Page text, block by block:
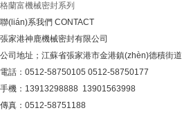
格蘭富機械密封系列
聯(lián)系我們 CONTACT
張家港神鹿機械密封有限公司
公司地址；江蘇省張家港市金港鎮(zhèn)德積街道
電話：0512-58750105 0512-58750177
手機：13913298888 13901563998
傳真：0512-58751188